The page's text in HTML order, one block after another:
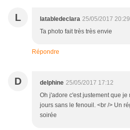
L latabledeclara 25/05/2017 20:29
Ta photo fait très très envie
Répondre
D delphine 25/05/2017 17:12
Oh j'adore c'est justement que
jours sans le fenouil. <br /> Un
soirée